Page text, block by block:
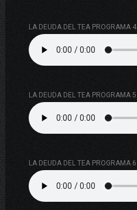
LA DEUDA DEL TEA PROGRAMA 4
LA DEUDA DEL TEA PROGRAMA 5
LA DEUDA DEL TEA PROGRAMA 6